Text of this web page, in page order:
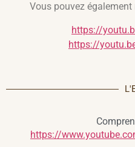
Vous pouvez également
https://
https://
https://